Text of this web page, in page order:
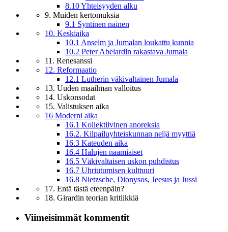
8.10 Yhteisyyden alku
9. Muiden kertomuksia
9.1 Syntinen nainen
10. Keskiaika
10.1 Anselm ja Jumalan loukattu kunnia
10.2 Peter Abelardin rakastava Jumala
11. Renesanssi
12. Reformaatio
12.1 Lutherin väkivaltainen Jumala
13. Uuden maailman valloitus
14. Uskonsodat
15. Valistuksen aika
16 Moderni aika
16.1 Kollektiivinen anoreksia
16.2. Kilpailuyhteiskunnan neljä myyttiä
16.3 Kateuden aika
16.4 Halujen naamiaiset
16.5 Väkivaltaisen uskon puhdistus
16.7 Uhriutumisen kulttuuri
16.8 Nietzsche, Dionysos, Jeesus ja Jussi
17. Entä tästä eteenpäin?
18. Girardin teorian kritiikkiä
Viimeisimmät kommentit